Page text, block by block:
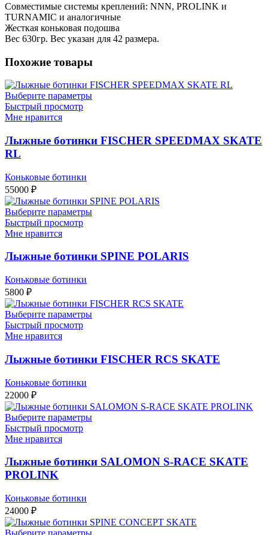
Совместимые системы креплений: NNN, PROLINK и
TURNAMIC и аналогичные
Жесткая коньковая подошва
Вес 630гр. Вес указан для 42 размера.
Похожие товары
Выберите параметры
Быстрый просмотр
Мне нравится
Лыжные ботинки FISCHER SPEEDMAX SKATE
RL
Коньковые ботинки
55000 ₽
Выберите параметры
Быстрый просмотр
Мне нравится
Лыжные ботинки SPINE POLARIS
Коньковые ботинки
5800 ₽
Выберите параметры
Быстрый просмотр
Мне нравится
Лыжные ботинки FISCHER RCS SKATE
Коньковые ботинки
22000 ₽
Выберите параметры
Быстрый просмотр
Мне нравится
Лыжные ботинки SALOMON S-RACE SKATE
PROLINK
Коньковые ботинки
24000 ₽
Выберите параметры